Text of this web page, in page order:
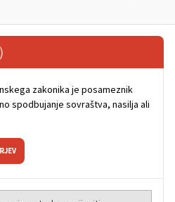
zakonika je posameznik
spodbujanje sovraštva, nasilja ali